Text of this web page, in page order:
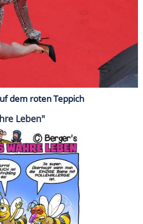
dem roten Teppich
Leben"